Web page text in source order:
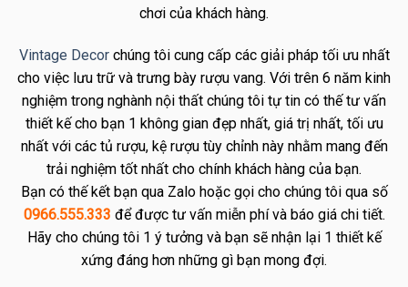
chơi của khách hàng.
Vintage Decorchúng tôi cung cấp các giải pháp tối ưu nhất
cho việc lưu trữ và trưng bày rượu vang. Với trên 6 năm kinh
nghiệm trong nghành nội thất chúng tôi tự tin có thế tư vấn
thiết kế cho bạn 1 không gian đẹp nhất, giá trị nhất, tối ưu
nhất với các tủ rượu, kệ rượu tùy chỉnh này nhằm mang đến
trải nghiệm tốt nhất cho chính khách hàng của bạn.
Bạn có thế kết bạn qua Zalo hoặc gọi cho chúng tôi qua số
0966.555.333 để được tư vấn miễn phí và báo giá chi tiết.
Hãy cho chúng tôi 1 ý tưởng và bạn sẽ nhận lại 1 thiết kế
xứng đáng hơn những gì bạn mong đợi.